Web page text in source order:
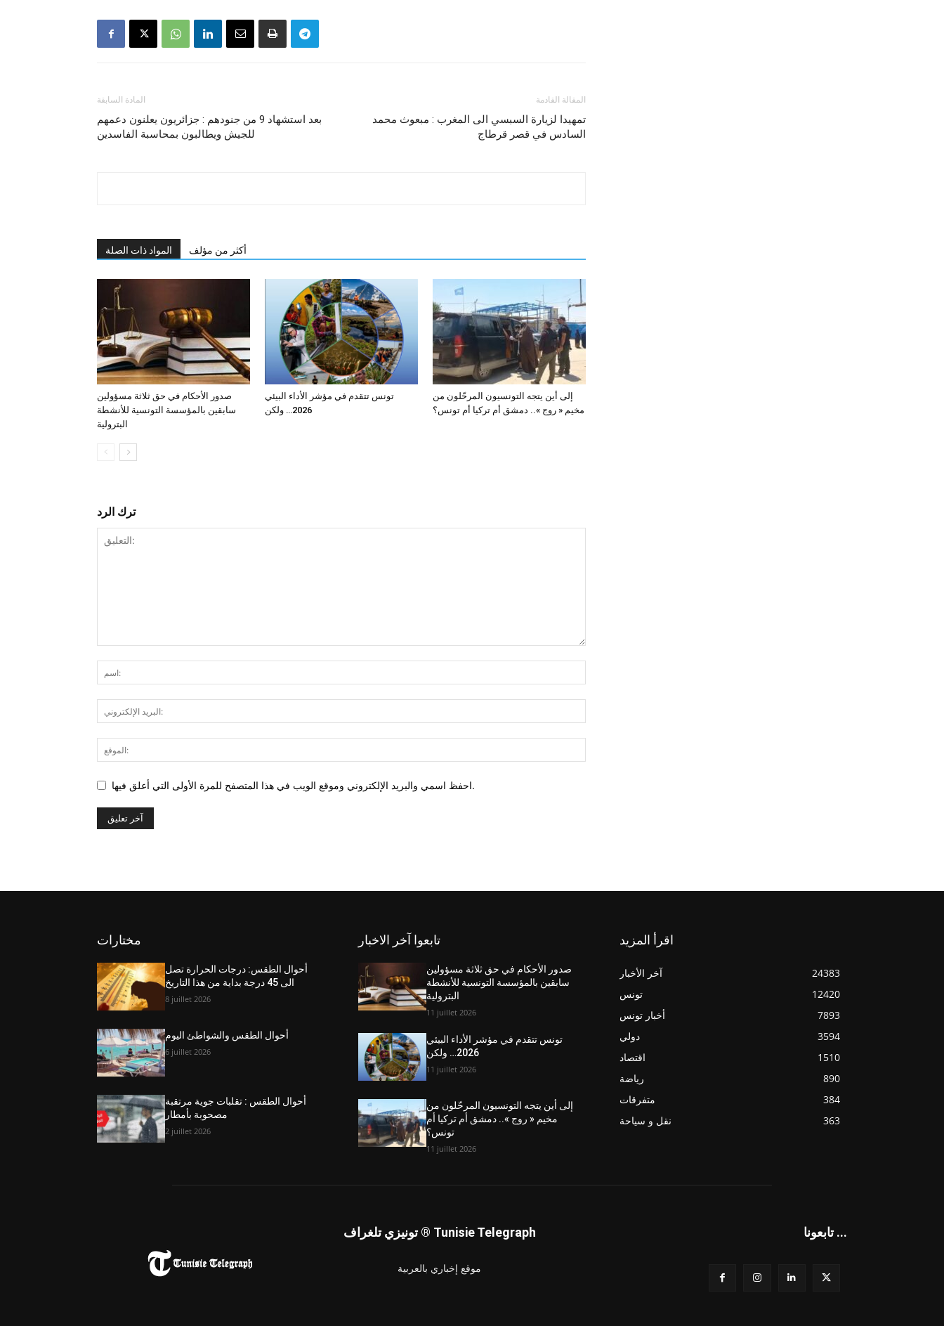
المادة السابقة
بعد استشهاد 9 من جنودهم : جزائريون يعلنون دعمهم
للجيش ويطالبون بمحاسبة الفاسدين
المقالة القادمة
تمهيدا لزيارة السبسي الى المغرب : مبعوث محمد
السادس في قصر قرطاج
المواد ذات الصلة أكثر من مؤلف
صدور الأحكام في حق ثلاثة مسؤولين
سابقين بالمؤسسة التونسية للأنشطة
البترولية
تونس تتقدم في مؤشر الأداء البيئي
2026… ولكن
إلى أين يتجه التونسيون المرحّلون من
مخيم « روج ».. دمشق أم تركيا أم تونس؟
ترك الرد
احفظ اسمي والبريد الإلكتروني وموقع الويب في هذا المتصفح للمرة الأولى التي أعلق فيها.
مختارات
أحوال الطقس: درجات الحرارة تصل
الى 45 درجة بداية من هذا التاريخ
8 juillet 2026
أحوال الطقس والشواطئ اليوم
6 juillet 2026
أحوال الطقس : تقلبات جوية مرتقبة
مصحوبة بأمطار
2 juillet 2026
تابعوا آخر الاخبار
صدور الأحكام في حق ثلاثة مسؤولين
سابقين بالمؤسسة التونسية للأنشطة
البترولية
11 juillet 2026
تونس تتقدم في مؤشر الأداء البيئي
2026… ولكن
11 juillet 2026
إلى أين يتجه التونسيون المرحّلون من
مخيم « روج ».. دمشق أم تركيا أم
تونس؟
11 juillet 2026
اقرأ المزيد
آخر الأخبار
24383
تونس
12420
أخبار تونس
7893
دولي
3594
اقتصاد
1510
رياضة
890
متفرقات
384
نقل و سياحة
363
تونيزي تلغراف ® Tunisie Telegraph
موقع إخباري بالعربية
تابعونا ...